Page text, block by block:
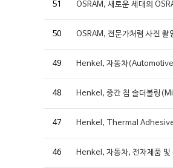
51 OSRAM, 새로운 세대의
50 OSRAM, 전문가처럼 사진
49 Henkel, 자동차
48 Henkel, 중간 칩 솔더볼링
47 Henkel, Thermal Adhesive
46 Henkel, 자동차, 전자제품 및